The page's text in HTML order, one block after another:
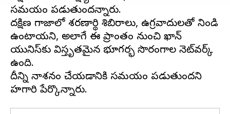
సమయం పడుతుందన్నారు.
దక్షిణ గాజాలో శరణార్థి శిబిరాలు, ఉగ్రవాదులతో నిండి
ఉంటాయని, అలాగే ఈ ప్రాంతం నుంచి ఖాన్
యునిస్‌కు విస్తృతమైన భూగర్భ సొరంగాల నెట్‌వర్క్
ఉంది.
దీన్ని నాశనం చేయడానికి సమయం పడుతుందని